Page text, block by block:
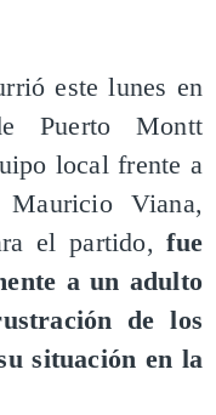
este lunes en
Puerto Montt
local frente a
Mauricio Viana,
el partido, fue
a un adulto
de los
situación en la